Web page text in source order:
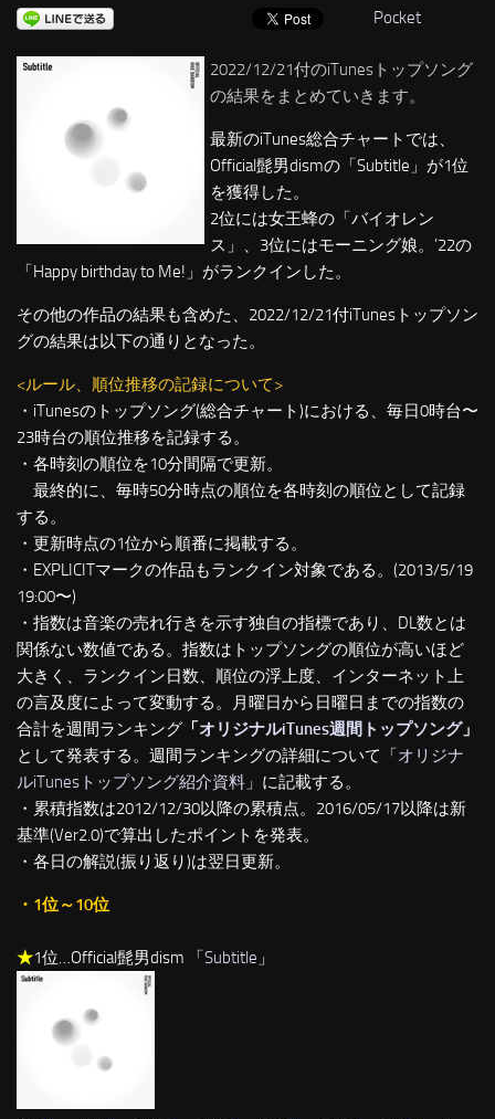
Pocket
2022/12/21付のiTunesトップソング
の結果をまとめていきます。
最新のiTunes総合チャートでは、
Official髭男dismの「Subtitle」が1位
を獲得した。
2位には女王蜂の「バイオレン
ス」、3位にはモーニング娘。’22の
「Happy birthday to Me!」がランクインした。
その他の作品の結果も含めた、2022/12/21付iTunesトップソン
グの結果は以下の通りとなった。
<ルール、順位推移の記録について>
・iTunesのトップソング(総合チャート)における、毎日0時台〜
23時台の順位推移を記録する。
・各時刻の順位を10分間隔で更新。
最終的に、毎時50分時点の順位を各時刻の順位として記録
する。
・更新時点の1位から順番に掲載する。
・EXPLICITマークの作品もランクイン対象である。(2013/5/19
19:00〜)
・指数は音楽の売れ行きを示す独自の指標であり、DL数とは
関係ない数値である。指数はトップソングの順位が高いほど
大きく、ランクイン日数、順位の浮上度、インターネット上
の言及度によって変動する。月曜日から日曜日までの指数の
合計を週間ランキング 「オリジナルiTunes週間トップソング」
として発表する。週間ランキングの詳細について「オリジナ
ルiTunesトップソング紹介資料 」に記載する。
・累積指数は2012/12/30以降の累積点。2016/05/17以降は新
基準(Ver2.0)で算出したポイントを発表。
・各日の解説(振り返り)は翌日更新。
・1位～10位
★1位…Official髭男dism 「Subtitle 」